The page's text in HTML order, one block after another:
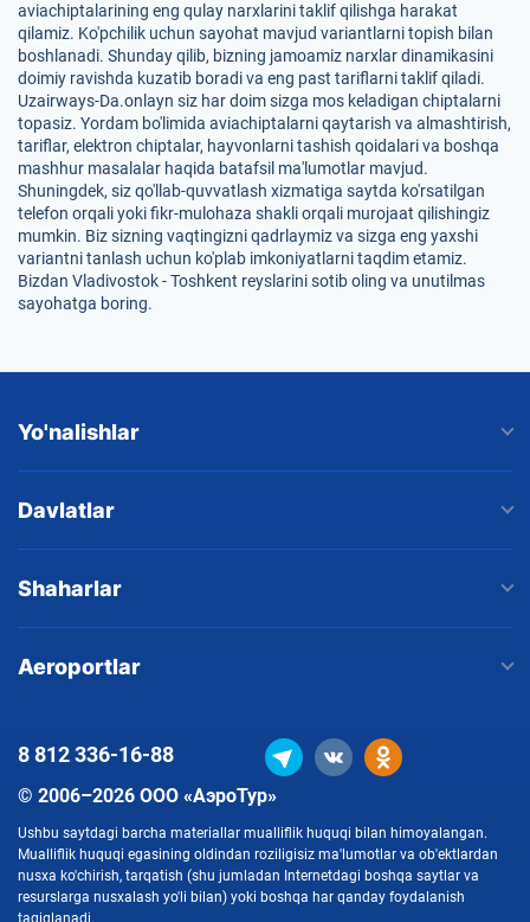
aviachiptalarining eng qulay narxlarini taklif qilishga harakat
qilamiz. Ko'pchilik uchun sayohat mavjud variantlarni topish bilan
boshlanadi. Shunday qilib, bizning jamoamiz narxlar dinamikasini
doimiy ravishda kuzatib boradi va eng past tariflarni taklif qiladi.
Uzairways-Da.onlayn siz har doim sizga mos keladigan chiptalarni
topasiz. Yordam bo'limida aviachiptalarni qaytarish va almashtirish,
tariflar, elektron chiptalar, hayvonlarni tashish qoidalari va boshqa
mashhur masalalar haqida batafsil ma'lumotlar mavjud.
Shuningdek, siz qo'llab-quvvatlash xizmatiga saytda ko'rsatilgan
telefon orqali yoki fikr-mulohaza shakli orqali murojaat qilishingiz
mumkin. Biz sizning vaqtingizni qadrlaymiz va sizga eng yaxshi
variantni tanlash uchun ko'plab imkoniyatlarni taqdim etamiz.
Bizdan Vladivostok - Toshkent reyslarini sotib oling va unutilmas
sayohatga boring.
Yo'nalishlar
Davlatlar
Shaharlar
Aeroportlar
© 2006–2026 ООО «АэроТур»
Ushbu saytdagi barcha materiallar mualliflik huquqi bilan himoyalangan.
Mualliflik huquqi egasining oldindan roziligisiz ma'lumotlar va ob'ektlardan
nusxa ko'chirish, tarqatish (shu jumladan Internetdagi boshqa saytlar va
resurslarga nusxalash yo'li bilan) yoki boshqa har qanday foydalanish
taqiqlanadi.
8 812336-16-88